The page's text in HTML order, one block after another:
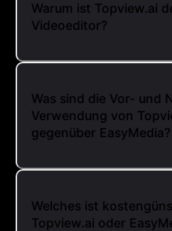
Warum ist Topview.ai
Videoeditor?
Was sind die Vor- und
Verwendung von
gegenüber EasyMedia?
Welches ist
Topview.ai oder